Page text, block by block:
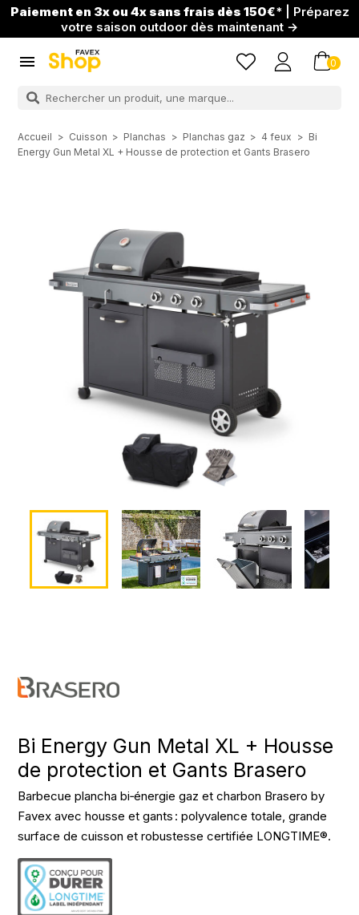
Paiement en 3x ou 4x sans frais dès 150€* | Préparez
votre saison outdoor dès maintenant →
 0
Accueil Cuisson Planchas Planchas gaz 4 feux
Bi
Energy Gun Metal XL + Housse de protection et Gants Brasero
Bi Energy Gun Metal XL + Housse
de protection et Gants Brasero
Barbecue plancha bi‑énergie gaz et charbon Brasero by
Favex avec housse et gants : polyvalence totale, grande
surface de cuisson et robustesse certifiée LONGTIME®.